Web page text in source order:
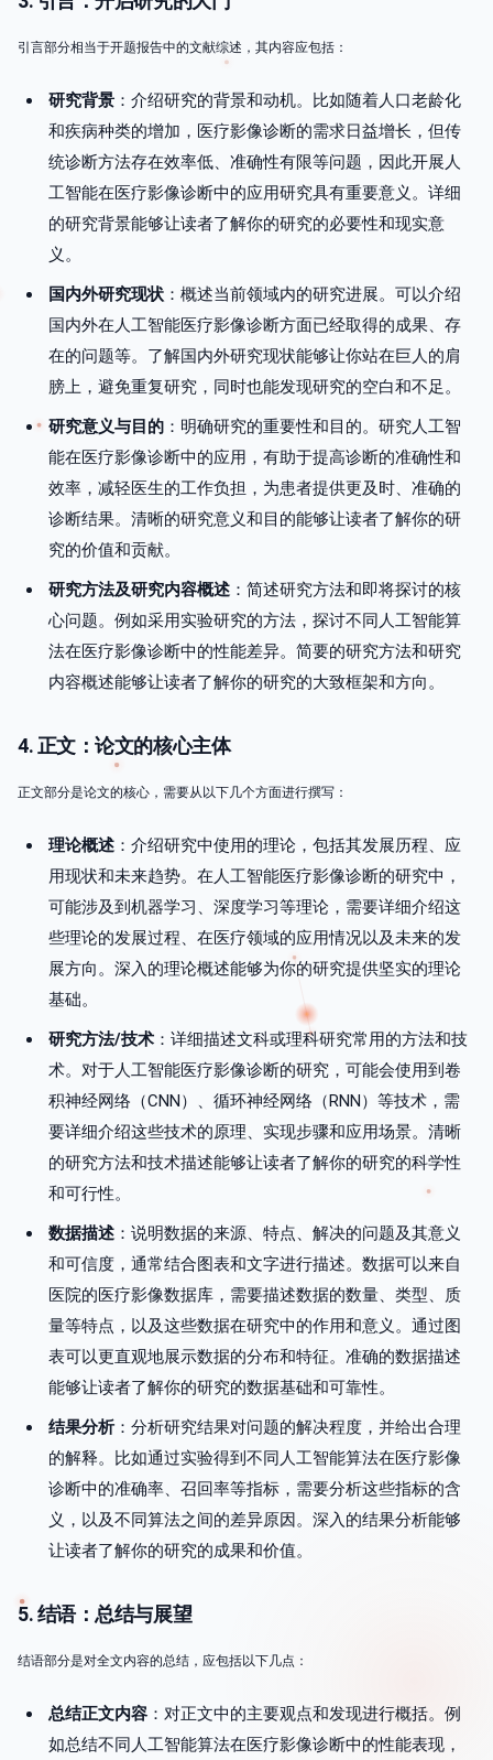
引言部分相当于开题报告中的文献综述，其内容应包括：
研究背景 ：介绍研究的背景和动机。比如随着人口老龄化
和疾病种类的增加，医疗影像诊断的需求日益增长，但传
统诊断方法存在效率低、准确性有限等问题，因此开展人
工智能在医疗影像诊断中的应用研究具有重要意义。详细
的研究背景能够让读者了解你的研究的必要性和现实意
义。
国内外研究现状 ：概述当前领域内的研究进展。可以介绍
国内外在人工智能医疗影像诊断方面已经取得的成果、存
在的问题等。了解国内外研究现状能够让你站在巨人的肩
膀上，避免重复研究，同时也能发现研究的空白和不足。
研究意义与目的 ：明确研究的重要性和目的。研究人工智
能在医疗影像诊断中的应用，有助于提高诊断的准确性和
效率，减轻医生的工作负担，为患者提供更及时、准确的
诊断结果。清晰的研究意义和目的能够让读者了解你的研
究的价值和贡献。
研究方法及研究内容概述 ：简述研究方法和即将探讨的核
心问题。例如采用实验研究的方法，探讨不同人工智能算
法在医疗影像诊断中的性能差异。简要的研究方法和研究
内容概述能够让读者了解你的研究的大致框架和方向。
4. 正文：论文的核心主体
正文部分是论文的核心，需要从以下几个方面进行撰写：
理论概述 ：介绍研究中使用的理论，包括其发展历程、应
用现状和未来趋势。在人工智能医疗影像诊断的研究中，
可能涉及到机器学习、深度学习等理论，需要详细介绍这
些理论的发展过程、在医疗领域的应用情况以及未来的发
展方向。深入的理论概述能够为你的研究提供坚实的理论
基础。
研究方法/技术 ：详细描述文科或理科研究常用的方法和技
术。对于人工智能医疗影像诊断的研究，可能会使用到卷
积神经网络（CNN）、循环神经网络（RNN）等技术，需
要详细介绍这些技术的原理、实现步骤和应用场景。清晰
的研究方法和技术描述能够让读者了解你的研究的科学性
和可行性。
数据描述 ：说明数据的来源、特点、解决的问题及其意义
和可信度，通常结合图表和文字进行描述。数据可以来自
医院的医疗影像数据库，需要描述数据的数量、类型、质
量等特点，以及这些数据在研究中的作用和意义。通过图
表可以更直观地展示数据的分布和特征。准确的数据描述
能够让读者了解你的研究的数据基础和可靠性。
结果分析：分析研究结果对问题的解决程度，并给出合理
的解释。比如通过实验得到不同人工智能算法在医疗影像
诊断中的准确率、召回率等指标，需要分析这些指标的含
义，以及不同算法之间的差异原因。深入的结果分析能够
让读者了解你的研究的成果和价值。
5. 结语：总结与展望
结语部分是对全文内容的总结，应包括以下几点：
总结正文内容 ：对正文中的主要观点和发现进行概括。例
如总结不同人工智能算法在医疗影像诊断中的性能表现，